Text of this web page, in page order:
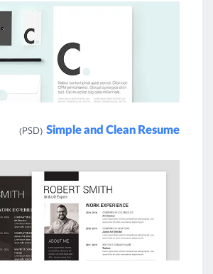
Simple and Clean Resume
(PSD)